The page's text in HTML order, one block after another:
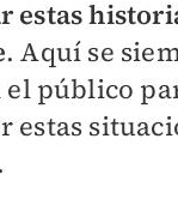
estas
. Aquí se
el público
estas